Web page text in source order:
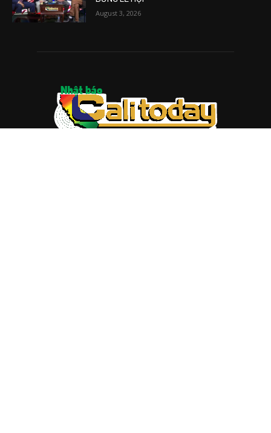
August 3, 2026